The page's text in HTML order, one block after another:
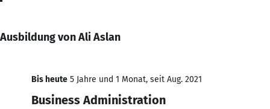
Ausbildung von Ali Aslan
Bis heute 5 Jahre und 1 Monat, seit Aug. 2021
Business Administration